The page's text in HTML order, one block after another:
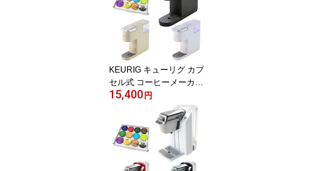
KEURIG キューリグ カプ
セル式 コーヒーメーカー
KB-01【お試しK-Cup12
種類付きのお買い得セッ
15,400 円